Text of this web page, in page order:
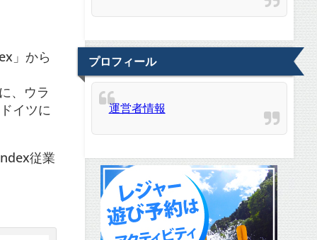
」から
、ウラ
イツに
従業
プロフィール
運営者情報